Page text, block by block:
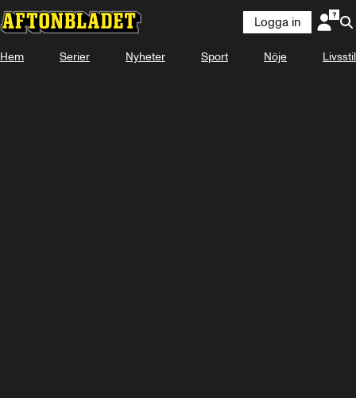
KOMMER
Se snart på Plus Video
Logga in
Hem Serier Nyheter Sport Nöje Livsstil